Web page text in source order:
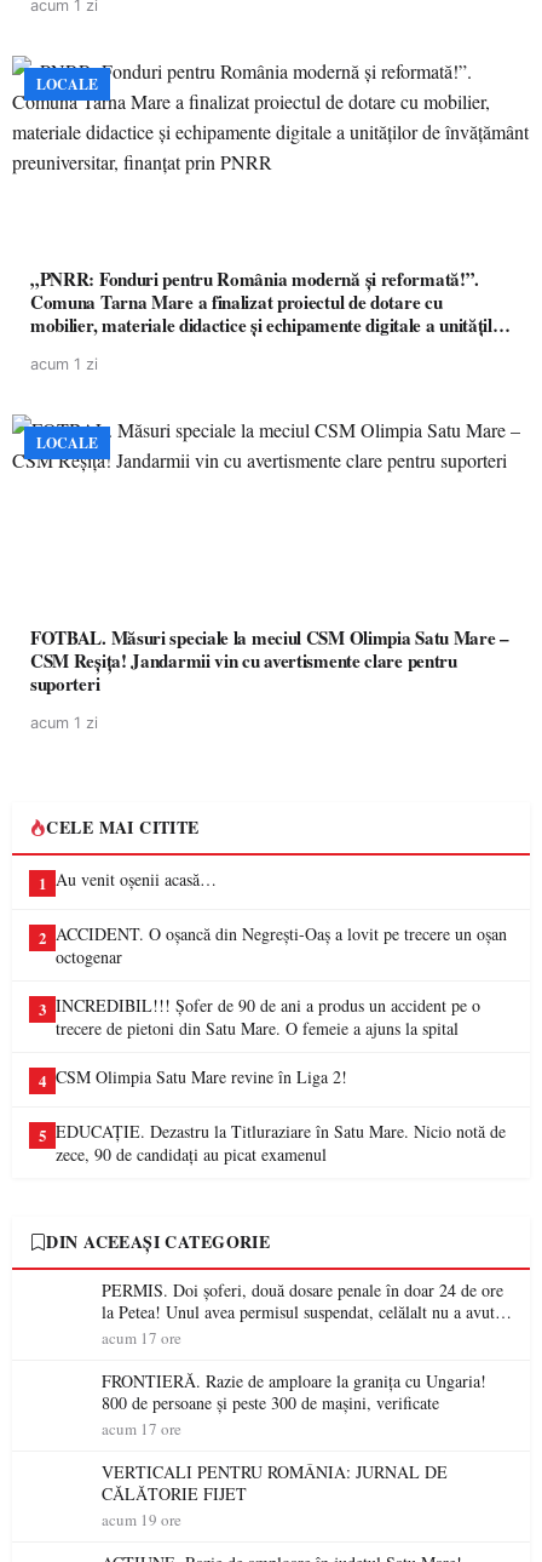
acum 1 zi
LOCALE
„PNRR: Fonduri pentru România modernă și reformată!”.
Comuna Tarna Mare a finalizat proiectul de dotare cu
mobilier, materiale didactice și echipamente digitale a unităților
acum 1 zi
LOCALE
FOTBAL. Măsuri speciale la meciul CSM Olimpia Satu Mare –
CSM Reșița! Jandarmii vin cu avertismente clare pentru
suporteri
acum 1 zi
CELE MAI CITITE
1 Au venit oșenii acasă…
2 ACCIDENT. O oșancă din Negrești-Oaș a lovit pe trecere un oșan
octogenar
3 INCREDIBIL!!! Șofer de 90 de ani a produs un accident pe o
trecere de pietoni din Satu Mare. O femeie a ajuns la spital
4 CSM Olimpia Satu Mare revine în Liga 2!
5 EDUCAȚIE. Dezastru la Titluraziare în Satu Mare. Nicio notă de
zece, 90 de candidați au picat examenul
DIN ACEEAȘI CATEGORIE
PERMIS. Doi șoferi, două dosare penale în doar 24 de ore
la Petea! Unul avea permisul suspendat, celălalt nu a avut
niciodată permis
acum 17 ore
FRONTIERĂ. Razie de amploare la granița cu Ungaria!
800 de persoane și peste 300 de mașini, verificate
acum 17 ore
VERTICALI PENTRU ROMÂNIA: JURNAL DE
CĂLĂTORIE FIJET
acum 19 ore